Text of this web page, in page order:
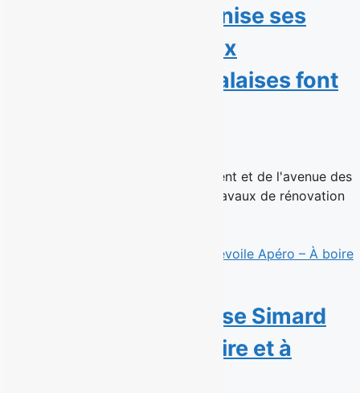
Éconofitness modernise ses
gyms existants : deux
succursales montréalaises font
Les succursales de Ville Saint-Laurent et de l'avenue des
Pins rouvrent après d'importants travaux de rénovation
Avis de parution : Rose Simard
dévoile Apéro – À boire et à